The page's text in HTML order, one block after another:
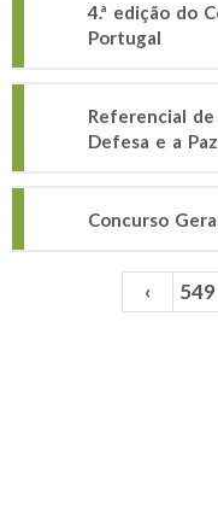
4.ª edição do
Portugal
Referencial de
Defesa e a Paz
Concurso
‹ 549